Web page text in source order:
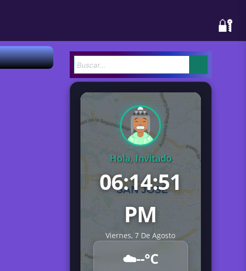
🔐
Hola, Invitado
06:14:52
PM
Viernes, 7 De Agosto
☁️--°C